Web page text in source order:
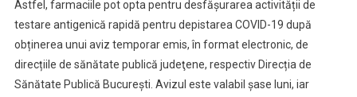
Astfel, farmaciile pot opta pentru desfășurarea activității de
testare antigenică rapidă pentru depistarea COVID-19 după
obținerea unui aviz temporar emis, în format electronic, de
direcțiile de sănătate publică judeţene, respectiv Direcția de
Sănătate Publică Bucureşti. Avizul este valabil șase luni, iar